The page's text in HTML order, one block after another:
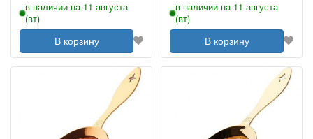
в наличии на 11 августа
(вт)
В корзину
в наличии на 11 августа
(вт)
В корзину